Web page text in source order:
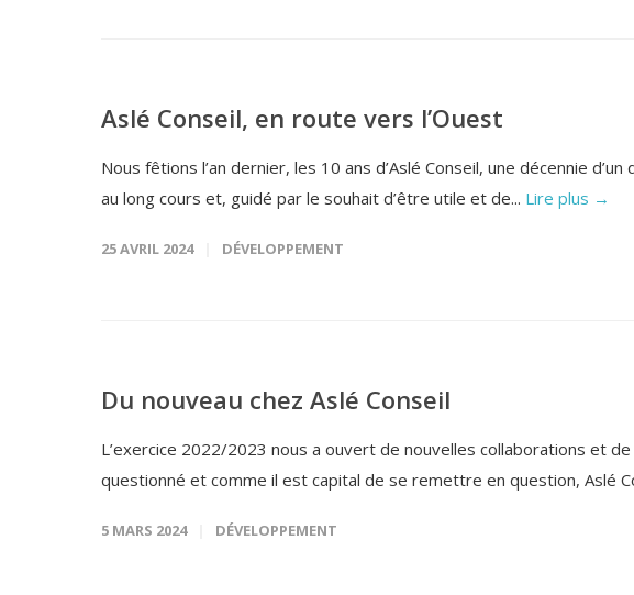
Aslé Conseil, en route vers l’Ouest
Nous fêtions l’an dernier, les 10 ans d’Aslé Conseil, une décennie
au long cours et, guidé par le souhait d’être utile et de... Lire plus →
25 AVRIL 2024 DÉVELOPPEMENT
Du nouveau chez Aslé Conseil
L’exercice 2022/2023 nous a ouvert de nouvelles collaborations et
questionné et comme il est capital de se remettre en question, Aslé
5 MARS 2024 DÉVELOPPEMENT